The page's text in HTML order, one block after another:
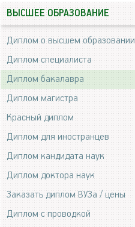
ВЫСШЕЕ ОБРАЗОВАНИЕ
Диплом о высшем образовании
Диплом специалиста
Диплом бакалавра
Диплом магистра
Красный диплом
Диплом для иностранцев
Диплом кандидата наук
Диплом доктора наук
Заказать диплом ВУЗа / цены
Диплом с проводкой